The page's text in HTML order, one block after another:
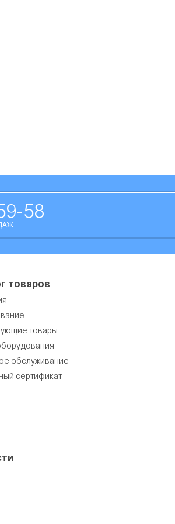
58
товаров
товары
обслуживание
сертификат